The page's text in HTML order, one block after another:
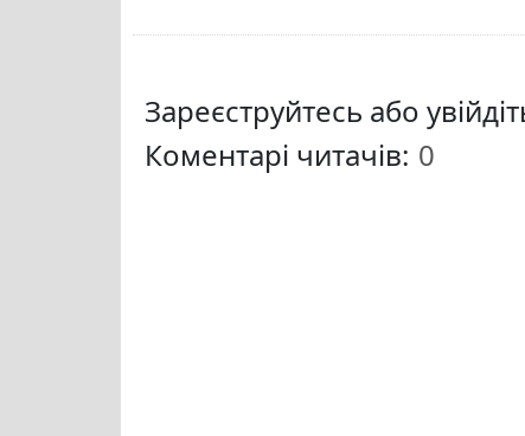
Зареєструйтесь або
Коментарі читачів: